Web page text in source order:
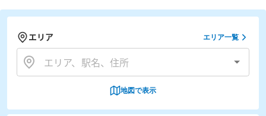
エリア エリア一覧
地図で表示